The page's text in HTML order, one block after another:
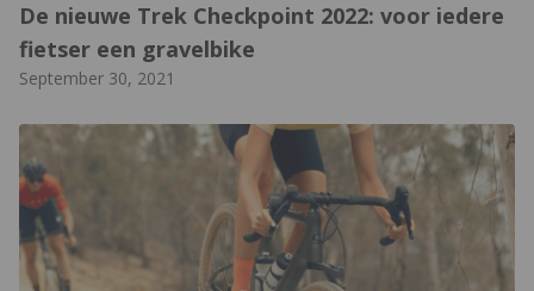
De nieuwe Trek Checkpoint 2022: voor iedere
fietser een gravelbike
September 30, 2021